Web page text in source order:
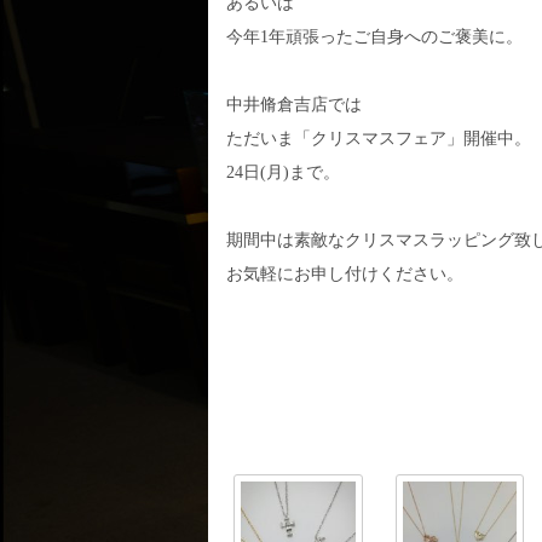
今年1年頑張ったご自身へのご褒美に。
中井脩倉吉店では
ただいま「クリスマスフェア」開催中。
24日(月)まで。
期間中は素敵なクリスマスラッピング致
お気軽にお申し付けください。